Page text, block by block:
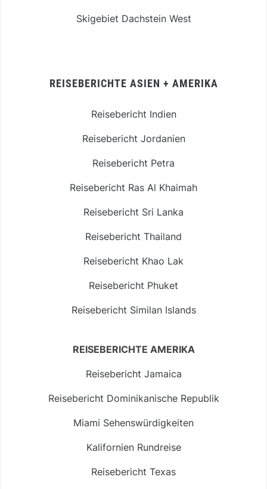
Skigebiet Dachstein West
REISEBERICHTE ASIEN + AMERIKA
Reisebericht Indien
Reisebericht Jordanien
Reisebericht Petra
Reisebericht Ras Al Khaimah
Reisebericht Sri Lanka
Reisebericht Thailand
Reisebericht Khao Lak
Reisebericht Phuket
Reisebericht Similan Islands
REISEBERICHTE AMERIKA
Reisebericht Jamaica
Reisebericht Dominikanische Republik
Miami Sehenswürdigkeiten
Kalifornien Rundreise
Reisebericht Texas